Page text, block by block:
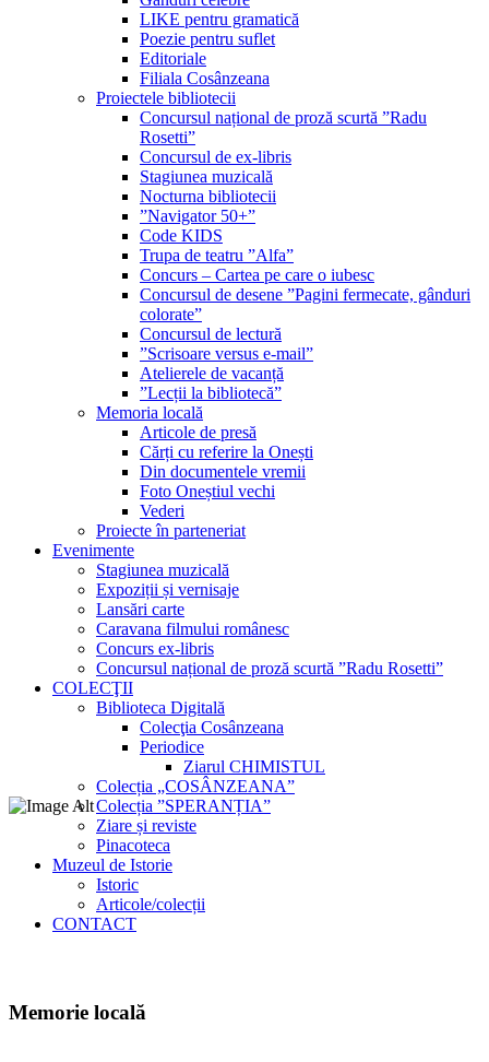
LIKE pentru gramatică
Poezie pentru suflet
Editoriale
Filiala Cosânzeana
Proiectele bibliotecii
Concursul național de proză scurtă ”Radu
Rosetti”
Concursul de ex-libris
Stagiunea muzicală
Nocturna bibliotecii
”Navigator 50+”
Code KIDS
Trupa de teatru ”Alfa”
Concurs – Cartea pe care o iubesc
Concursul de desene ”Pagini fermecate, gânduri
colorate”
Concursul de lectură
”Scrisoare versus e-mail”
Atelierele de vacanță
”Lecții la bibliotecă”
Memoria locală
Articole de presă
Cărți cu referire la Onești
Din documentele vremii
Foto Oneștiul vechi
Vederi
Proiecte în parteneriat
Evenimente
Stagiunea muzicală
Expoziții și vernisaje
Lansări carte
Caravana filmului românesc
Concurs ex-libris
Concursul național de proză scurtă ”Radu Rosetti”
COLECŢII
Biblioteca Digitală
Colecţia Cosânzeana
Periodice
Ziarul CHIMISTUL
Colecția „COSÂNZEANA”
Colecția ”SPERANȚIA”
Ziare și reviste
Pinacoteca
Muzeul de Istorie
Istoric
Articole/colecții
CONTACT
Memorie locală